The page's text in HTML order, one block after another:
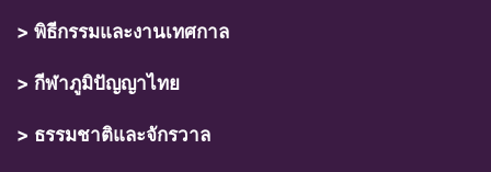
> พิธีกรรมและงานเทศกาล
> กีฬาภูมิปัญญาไทย
> ธรรมชาติและจักรวาล